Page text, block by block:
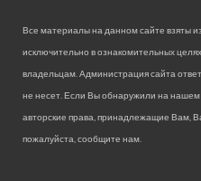
Все материалы на данном сайте взяты
исключительно в ознакомительных
владельцам. Администрация сайта
не несет. Если Вы обнаружили на
авторские права, принадлежащие Вам,
пожалуйста, сообщите нам.